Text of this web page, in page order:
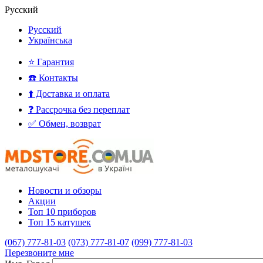
Русский
Русский
Українська
⭐ Гарантия
☎️ Контакты
⬆️ Доставка и оплата
❓ Рассрочка без переплат
✅ Обмен, возврат
Новости и обзоры
Акции
Топ 10 приборов
Топ 15 катушек
(067) 777-81-03 (073) 777-81-07 (099) 777-81-03
Перезвоните мне